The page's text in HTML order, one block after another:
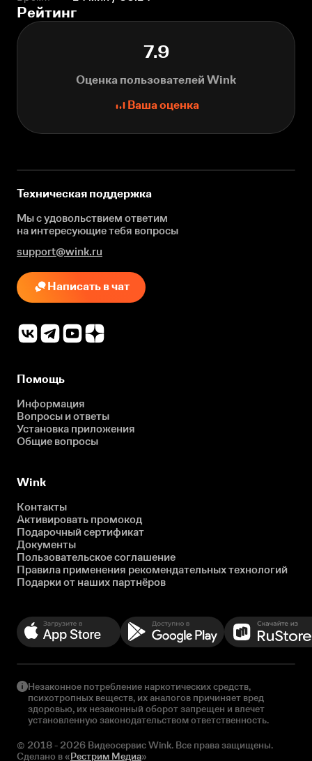
Рейтинг
7.9
Оценка пользователей Wink
Ваша оценка
Техническая поддержка
Мы с удовольствием ответим
на интересующиетебя вопросы
support@wink.ru
Написать в чат
Помощь
Информация
Вопросы и ответы
Установка приложения
Общие вопросы
Wink
Контакты
Активировать промокод
Подарочный сертификат
Документы
Пользовательское соглашение
Правила применения рекомендательных технологий
Подарки от наших партнёров
Незаконное потребление наркотических средств,
психотропных веществ, их аналогов причиняет вред
здоровью, их незаконный оборот запрещен и влечет
установленную законодательством ответственность.
© 2018 - 2026 Видеосервис Wink. Все права защищены.
Сделано в «Рестрим Медиа»